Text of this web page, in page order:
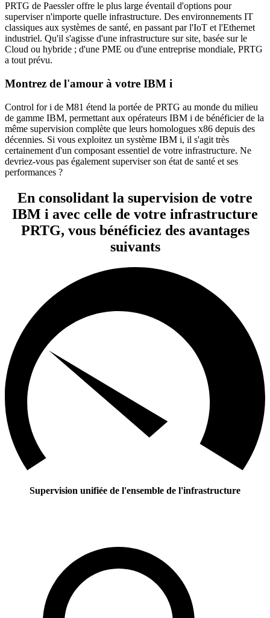
PRTG de Paessler offre le plus large éventail d'options pour
superviser n'importe quelle infrastructure. Des environnements IT
classiques aux systèmes de santé, en passant par l'IoT et l'Ethernet
industriel. Qu'il s'agisse d'une infrastructure sur site, basée sur le
Cloud ou hybride ; d'une PME ou d'une entreprise mondiale, PRTG
a tout prévu.
Montrez de l'amour à votre IBM i
Control for i de M81 étend la portée de PRTG au monde du milieu
de gamme IBM, permettant aux opérateurs IBM i de bénéficier de la
même supervision complète que leurs homologues x86 depuis des
décennies. Si vous exploitez un système IBM i, il s'agit très
certainement d'un composant essentiel de votre infrastructure. Ne
devriez-vous pas également superviser son état de santé et ses
performances ?
En consolidant la supervision de votre
IBM i avec celle de votre infrastructure
PRTG, vous bénéficiez des avantages
suivants
Supervision unifiée de l'ensemble de l'infrastructure